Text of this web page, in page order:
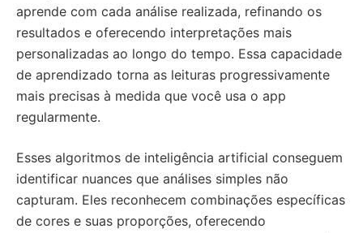
aprende com cada análise realizada, refinando os
resultados e oferecendo interpretações mais
personalizadas ao longo do tempo. Essa capacidade
de aprendizado torna as leituras progressivamente
mais precisas à medida que você usa o app
regularmente.
Esses algoritmos de inteligência artificial conseguem
identificar nuances que análises simples não
capturam. Eles reconhecem combinações específicas
de cores e suas proporções, oferecendo